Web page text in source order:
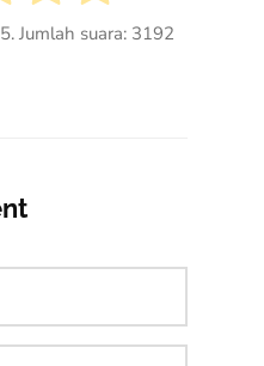
Jumlah suara: 3192